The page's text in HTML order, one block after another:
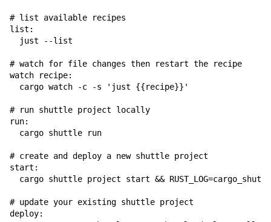
# list available recipes
list:
  just --list
# watch for file changes then restart the recipe
watch recipe:
  cargo watch -c -s 'just {{recipe}}'
# run shuttle project locally
run:
  cargo shuttle run
# create and deploy a new shuttle project
start:
cargo shuttle project start &&
# update your existing shuttle project
deploy: